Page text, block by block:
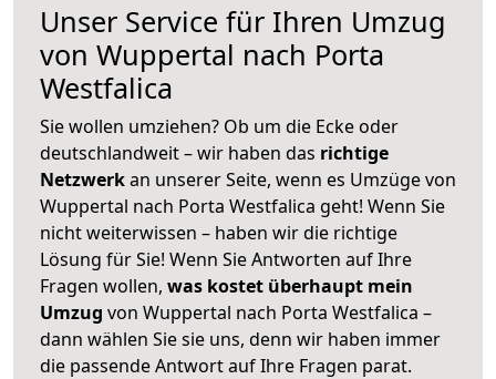
Unser Service für Ihren Umzug
von Wuppertal nach Porta
Westfalica
Sie wollen umziehen? Ob um die Ecke oder
deutschlandweit – wir haben das richtige
Netzwerkan unserer Seite, wenn es Umzüge von
Wuppertal nach Porta Westfalica geht! Wenn Sie
nicht weiterwissen – haben wir die richtige
Lösung für Sie! Wenn Sie Antworten auf Ihre
Fragen wollen, was kostet überhaupt mein
Umzug von Wuppertal nach Porta Westfalica –
dann wählen Sie sie uns, denn wir haben immer
die passende Antwort auf Ihre Fragen parat.